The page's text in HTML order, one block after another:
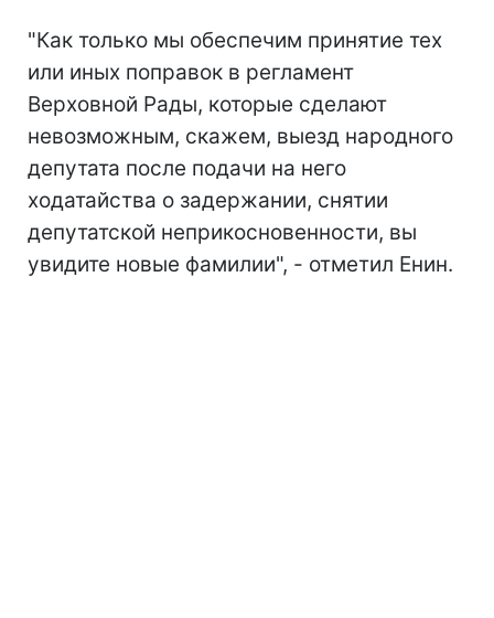
"Как только мы обеспечим принятие тех
или иных поправок в регламент
Верховной Рады, которые сделают
невозможным, скажем, выезд народного
депутата после подачи на него
ходатайства о задержании, снятии
депутатской неприкосновенности, вы
увидите новые фамилии", - отметил Енин.